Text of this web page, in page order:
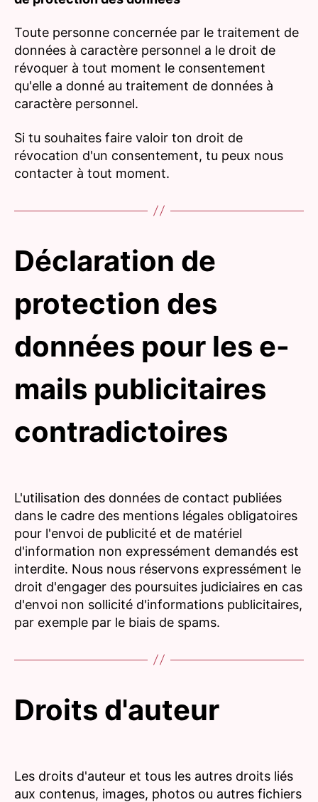
Toute personne concernée par le traitement de
données à caractère personnel a le droit de
révoquer à tout moment le consentement
qu'elle a donné au traitement de données à
caractère personnel.
Si tu souhaites faire valoir ton droit de
révocation d'un consentement, tu peux nous
contacter à tout moment.
Déclaration de
protection des
données pour les e-
mails publicitaires
contradictoires
L'utilisation des données de contact publiées
dans le cadre des mentions légales obligatoires
pour l'envoi de publicité et de matériel
d'information non expressément demandés est
interdite. Nous nous réservons expressément le
droit d'engager des poursuites judiciaires en cas
d'envoi non sollicité d'informations publicitaires,
par exemple par le biais de spams.
Droits d'auteur
Les droits d'auteur et tous les autres droits liés
aux contenus, images, photos ou autres fichiers